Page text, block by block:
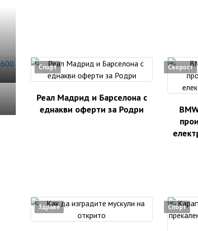
Спорт
Реал Мадрид и Барселона с
еднакви оферти за Родри
Скорост
Здраве Спорт